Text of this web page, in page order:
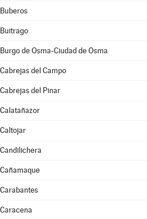
Buberos
Buitrago
Burgo de Osma-Ciudad de Osma
Cabrejas del Campo
Cabrejas del Pinar
Calatañazor
Caltojar
Candilichera
Cañamaque
Carabantes
Caracena